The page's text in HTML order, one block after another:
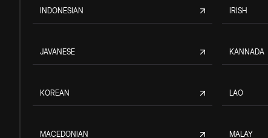
INDONESIAN IRISH
JAVANESE KANNADA
KOREAN LAO
MACEDONIAN MALAY